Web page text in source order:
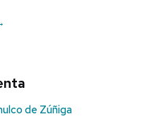
de Zúñiga